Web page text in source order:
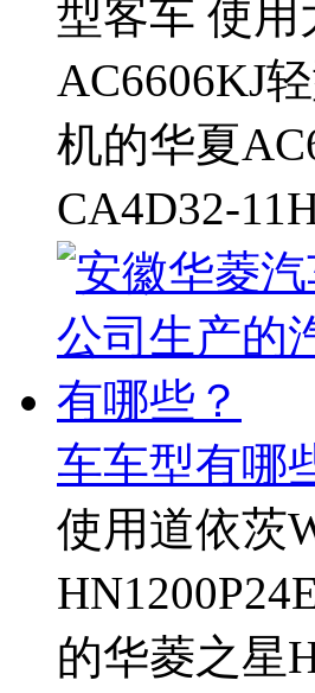
型客车 使用
AC6606KJ
机的华夏
CA4D32-
车车型有哪
使用道依茨
的华菱之星